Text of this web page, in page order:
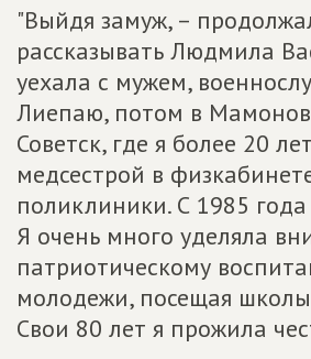
"Выйдя замуж, –
рассказывать Людмила
уехала с мужем,
Лиепаю, потом в
Советск, где я более 20
медсестрой в
поликлиники. С 1985
Я очень много уделяла
патриотическому
молодежи, посещая
Свои 80 лет я прожила